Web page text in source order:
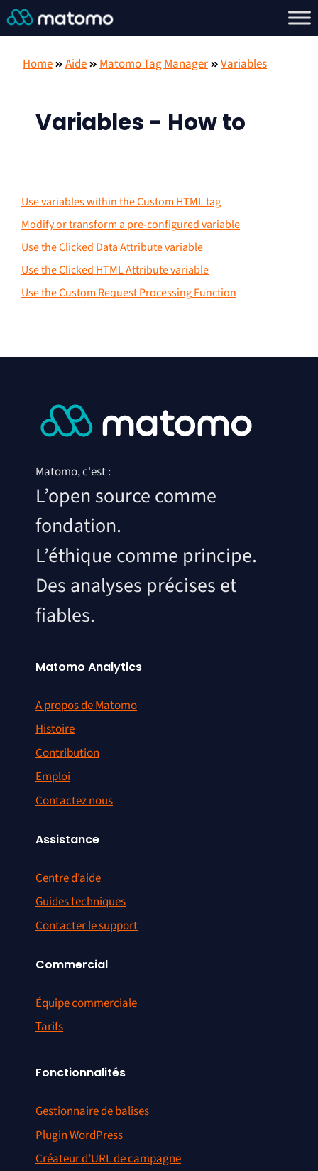
Home Aide Matomo Tag Manager Variables
Variables - How to
Use variables within the Custom HTML tag
Modify or transform a pre-configured variable
Use the Clicked Data Attribute variable
Use the Clicked HTML Attribute variable
Use the Custom Request Processing Function
Matomo, c'est :
L’open source comme
fondation.
L’éthique comme principe.
Des analyses précises et
fiables.
Matomo Analytics
A propos de Matomo
Histoire
Contribution
Emploi
Contactez nous
Assistance
Centre d’aide
Guides techniques
Contacter le support
Commercial
Équipe commerciale
Tarifs
Fonctionnalités
Gestionnaire de balises
Plugin WordPress
Créateur d’URL de campagne